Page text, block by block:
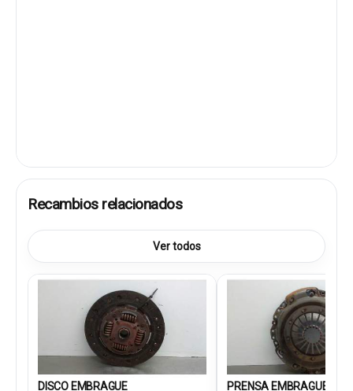
Recambios relacionados
Ver todos
DISCO EMBRAGUE PRENSA EMBRAGUE